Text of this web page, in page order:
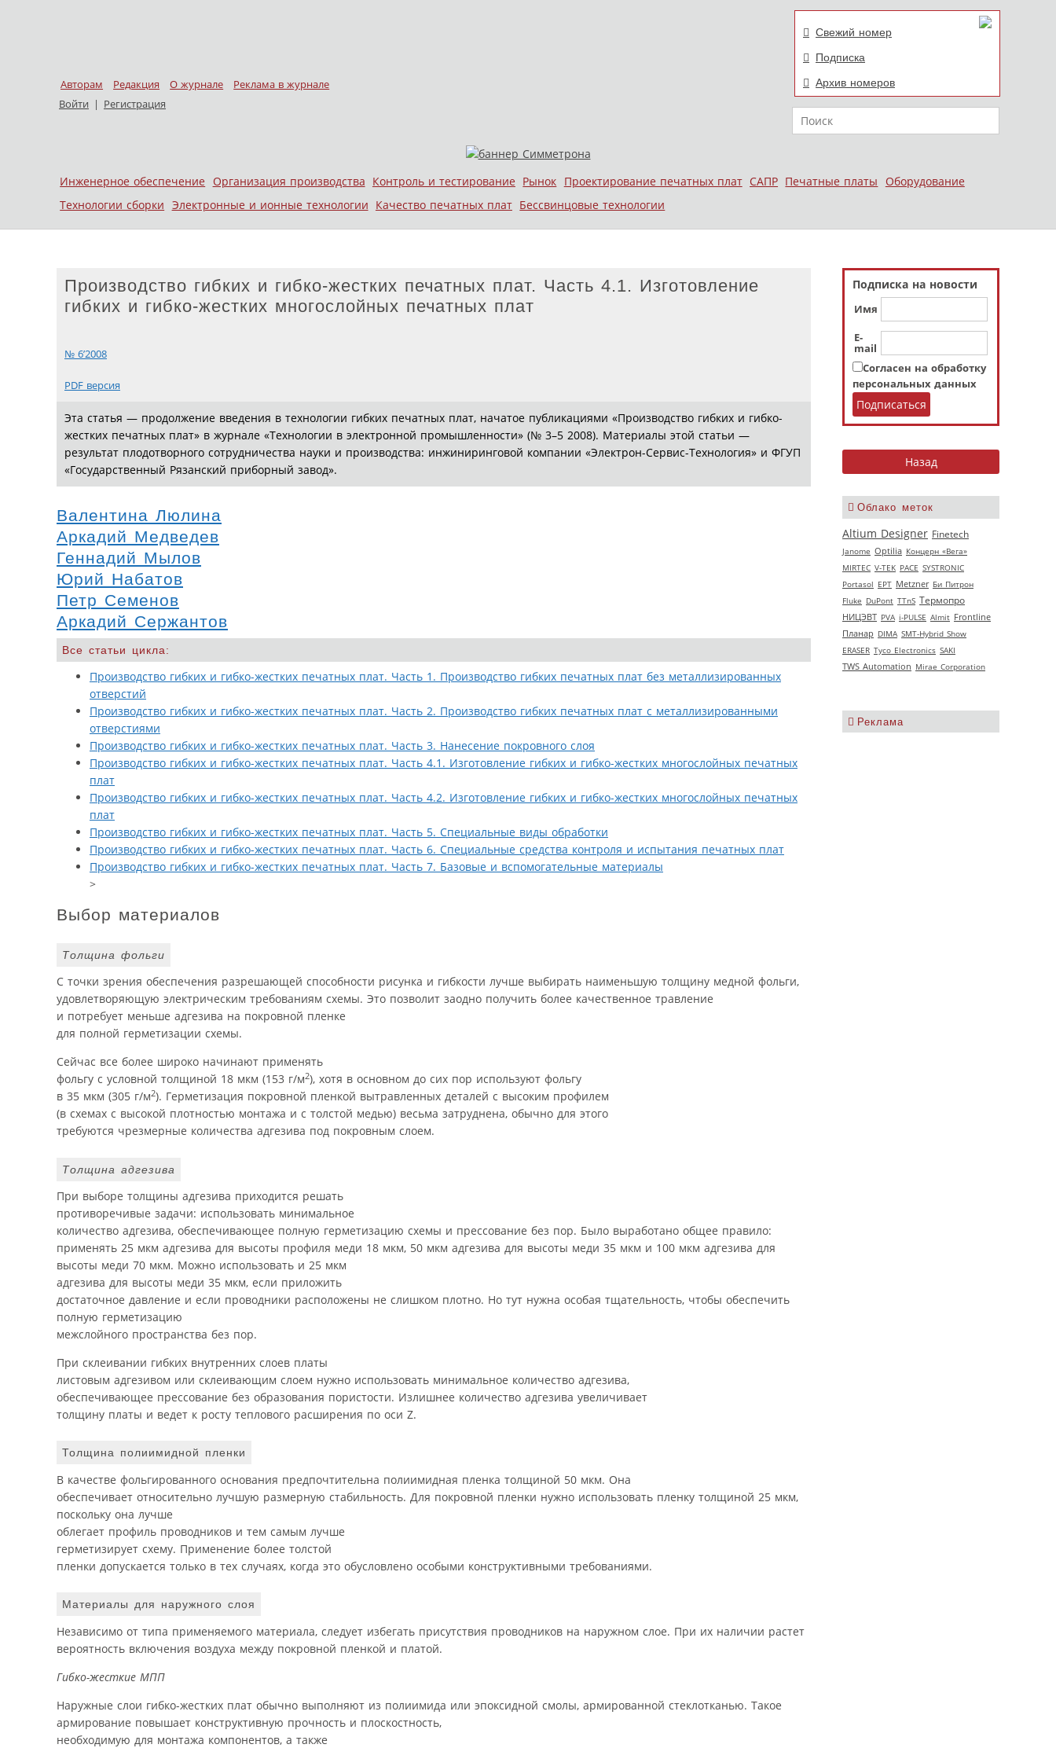
Авторам Редакция О журнале
Реклама в журнале
Войти | Регистрация
Свежий номер
Подписка
Архив номеров
Поиск
Меню
Skip to content
Инженерное обеспечение Организация производства Контроль и тестирование Рынок Проектирование печатных плат САПР Печатные платы
Оборудование
Технологии сборки Электронные и ионные технологии Качество печатных плат Бессвинцовые технологии
Подписка на новости
Имя
E-
mail
Согласен на обработку
персональных данных
Облако меток
Altium Designer Finetech
Janome Optilia Концерн «Вега»
MIRTEC V‑TEK РАСЕ SYSTRONIC
Portasol EPT Metzner Би Питрон
Fluke DuPont TTnS Термопро
НИЦЭВТ PVA i-PULSE Almit Frontline
Планар DIMA SMT-Hybrid Show
ERASER Tyco Electronics SAKI
TWS Automation Mirae Corporation
Реклама
Производство гибких и гибко-жестких печатных плат. Часть 4.1. Изготовление
гибких и гибко-жестких многослойных печатных плат
№ 6’2008
PDF версия
Эта статья — продолжение введения в технологии гибких печатных плат, начатое публикациями «Производство гибких и гибко-
жестких печатных плат» в журнале «Технологии в электронной промышленности» (№ 3–5 2008). Материалы этой статьи —
результат плодотворного сотрудничества науки и производства: инжиниринговой компании «Электрон-Сервис-Технология» и ФГУП
«Государственный Рязанский приборный завод».
Валентина Люлина
Аркадий Медведев
Геннадий Мылов
Юрий Набатов
Петр Семенов
Аркадий Сержантов
Все статьи цикла:
Производство гибких и гибко-жестких печатных плат. Часть 1. Производство гибких печатных плат без металлизированных
отверстий
Производство гибких и гибко-жестких печатных плат. Часть 2. Производство гибких печатных плат с металлизированными
отверстиями
Производство гибких и гибко-жестких печатных плат. Часть 3. Нанесение покровного слоя
Производство гибких и гибко-жестких печатных плат. Часть 4.1. Изготовление гибких и гибко-жестких многослойных печатных
плат
Производство гибких и гибко-жестких печатных плат. Часть 4.2. Изготовление гибких и гибко-жестких многослойных печатных
плат
Производство гибких и гибко-жестких печатных плат. Часть 5. Специальные виды обработки
Производство гибких и гибко-жестких печатных плат. Часть 6. Специальные средства контроля и испытания печатных плат
Производство гибких и гибко-жестких печатных плат. Часть 7. Базовые и вспомогательные материалы
>
Выбор материалов
Толщина фольги
С точки зрения обеспечения разрешающей способности рисунка и гибкости лучше выбирать наименьшую толщину медной фольги,
удовлетворяющую электрическим требованиям схемы. Это позволит заодно получить более качественное травление
и потребует меньше адгезива на покровной пленке
для полной герметизации схемы.
Сейчас все более широко начинают применять
фольгу с условной толщиной 18 мкм (153 г/м2), хотя в основном до сих пор используют фольгу
в 35 мкм (305 г/м2). Герметизация покровной пленкой вытравленных деталей с высоким профилем
(в схемах с высокой плотностью монтажа и с толстой медью) весьма затруднена, обычно для этого
требуются чрезмерные количества адгезива под покровным слоем.
Толщина адгезива
При выборе толщины адгезива приходится решать
противоречивые задачи: использовать минимальное
количество адгезива, обеспечивающее полную герметизацию схемы и прессование без пор. Было выработано общее правило:
применять 25 мкм адгезива для высоты профиля меди 18 мкм, 50 мкм адгезива для высоты меди 35 мкм и 100 мкм адгезива для
высоты меди 70 мкм. Можно использовать и 25 мкм
адгезива для высоты меди 35 мкм, если приложить
достаточное давление и если проводники расположены не слишком плотно. Но тут нужна особая тщательность, чтобы обеспечить
полную герметизацию
межслойного пространства без пор.
При склеивании гибких внутренних слоев платы
листовым адгезивом или склеивающим слоем нужно использовать минимальное количество адгезива,
обеспечивающее прессование без образования пористости. Излишнее количество адгезива увеличивает
толщину платы и ведет к росту теплового расширения по оси Z.
Толщина полиимидной пленки
В качестве фольгированного основания предпочтительна полиимидная пленка толщиной 50 мкм. Она
обеспечивает относительно лучшую размерную стабильность. Для покровной пленки нужно использовать пленку толщиной 25 мкм,
поскольку она лучше
облегает профиль проводников и тем самым лучше
герметизирует схему. Применение более толстой
пленки допускается только в тех случаях, когда это обусловлено особыми конструктивными требованиями.
Материалы для наружного слоя
Независимо от типа применяемого материала, следует избегать присутствия проводников на наружном слое. При их наличии растет
вероятность включения воздуха между покровной пленкой и платой.
Гибко-жесткие МПП
Наружные слои гибко-жестких плат обычно выполняют из полиимида или эпоксидной смолы, армированной стеклотканью. Такое
армирование повышает конструктивную прочность и плоскостность,
необходимую для монтажа компонентов, а также